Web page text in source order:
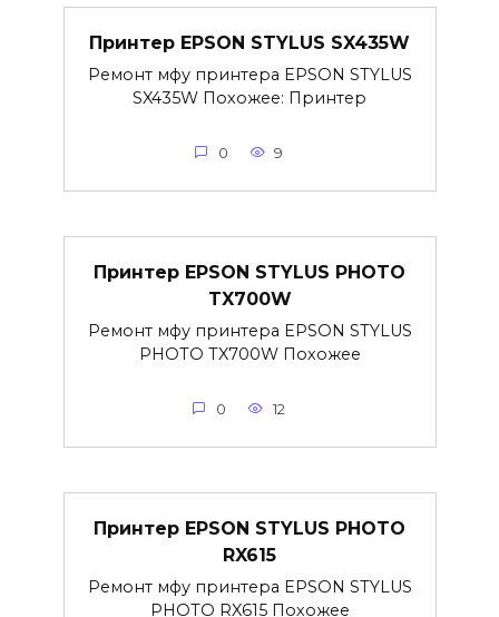
Принтер EPSON STYLUS SX435W
Ремонт мфу принтера EPSON STYLUS
SX435W Похожее: Принтер
0 9
Принтер EPSON STYLUS PHOTO
TX700W
Ремонт мфу принтера EPSON STYLUS
PHOTO TX700W Похожее
0 12
Принтер EPSON STYLUS PHOTO
RX615
Ремонт мфу принтера EPSON STYLUS
PHOTO RX615 Похожее